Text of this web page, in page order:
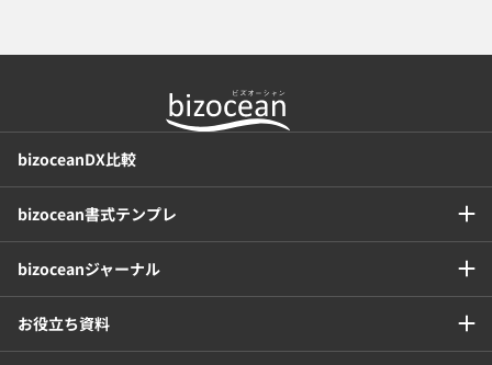
bizoceanDX比較
bizocean書式テンプレ
bizoceanジャーナル
お役立ち資料